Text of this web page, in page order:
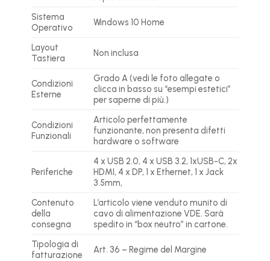
Sistema
Operativo
Windows 10 Home
Layout
Tastiera
Non inclusa
Condizioni
Esterne
Grado A (vedi le foto allegate o
clicca in basso su “esempi estetici”
per saperne di più.)
Condizioni
Funzionali
Articolo perfettamente
funzionante, non presenta difetti
hardware o software
Periferiche
4 x USB 2.0, 4 x USB 3.2, 1xUSB-C, 2x
HDMI, 4 x DP, 1 x Ethernet, 1 x Jack
3.5mm,
Contenuto
della
consegna
L’articolo viene venduto munito di
cavo di alimentazione VDE. Sarà
spedito in “box neutro” in cartone.
Tipologia di
fatturazione
Art. 36 – Regime del Margine